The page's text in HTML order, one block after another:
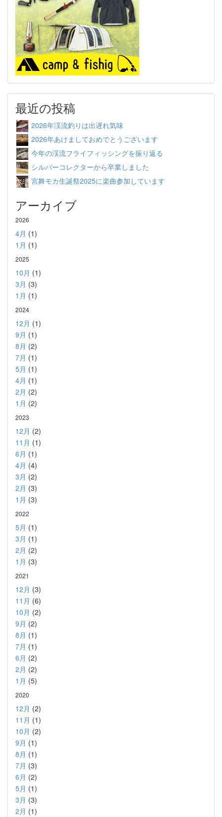
最近の投稿
2026年渓流釣りは出遅れ気味
2026年あけましておめでとうございます
今年の渓流フライフィッシングを振り返る
シルバーコレクターから卒業しました
宮舞モカ生誕祭2025に楽曲参加しています
アーカイブ
2026
4月 (1)
1月 (1)
2025
10月 (1)
3月 (3)
1月 (1)
2024
12月 (1)
9月 (1)
8月 (2)
7月 (1)
5月 (1)
4月 (1)
2月 (2)
1月 (2)
2023
12月 (2)
11月 (1)
6月 (1)
4月 (4)
3月 (2)
2月 (3)
1月 (3)
2022
5月 (1)
3月 (1)
2月 (2)
1月 (3)
2021
12月 (3)
11月 (6)
10月 (2)
9月 (2)
8月 (1)
7月 (1)
6月 (2)
2月 (2)
1月 (5)
2020
12月 (2)
11月 (1)
10月 (2)
9月 (1)
8月 (1)
7月 (3)
6月 (2)
5月 (1)
3月 (3)
2月 (1)